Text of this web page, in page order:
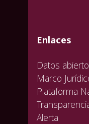
valida
valida
valida
Enlaces
Datos
Marco
Plataforma
Alerta